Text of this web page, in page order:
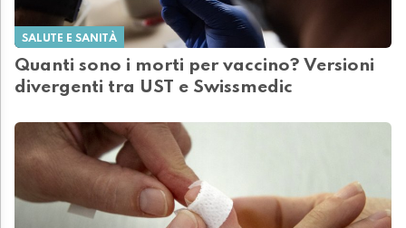
SALUTE E SANITÀ
Quanti sono i morti per vaccino? Versioni
divergenti tra UST e Swissmedic